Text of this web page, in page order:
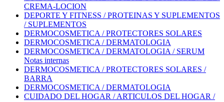
CREMA-LOCION
DEPORTE Y FITNESS / PROTEINAS Y SUPLEMENTOS
/ SUPLEMENTOS
DERMOCOSMETICA / PROTECTORES SOLARES
DERMOCOSMETICA / DERMATOLOGIA
DERMOCOSMETICA / DERMATOLOGIA / SERUM
Notas internas
DERMOCOSMETICA / PROTECTORES SOLARES /
BARRA
DERMOCOSMETICA / DERMATOLOGIA
CUIDADO DEL HOGAR / ARTICULOS DEL HOGAR /